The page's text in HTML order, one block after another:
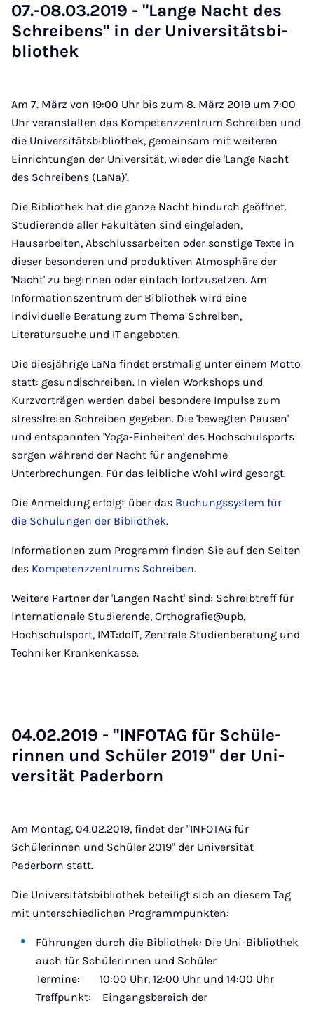
07.-08.03.2019 - "Lan­ge Nacht des
Schrei­bens" in der Uni­ver­si­täts­bi­
blio­thek
Am 7. März von 19:00 Uhr bis zum 8. März 2019 um 7:00
Uhr veranstalten das Kompetenzzentrum Schreiben und
die Universitätsbibliothek, gemeinsam mit weiteren
Einrichtungen der Universität, wieder die 'Lange Nacht
des Schreibens (LaNa)'.
Die Bibliothek hat die ganze Nacht hindurch geöffnet.
Studierende aller Fakultäten sind eingeladen,
Hausarbeiten, Abschlussarbeiten oder sonstige Texte in
dieser besonderen und produktiven Atmosphäre der
'Nacht' zu beginnen oder einfach fortzusetzen. Am
Informationszentrum der Bibliothek wird eine
individuelle Beratung zum Thema Schreiben,
Literatursuche und IT angeboten.
Die diesjährige LaNa findet erstmalig unter einem Motto
statt: gesund|schreiben. In vielen Workshops und
Kurzvorträgen werden dabei besondere Impulse zum
stressfreien Schreiben gegeben. Die 'bewegten Pausen'
und entspannten 'Yoga-Einheiten' des Hochschulsports
sorgen während der Nacht für angenehme
Unterbrechungen. Für das leibliche Wohl wird gesorgt.
Die Anmeldung erfolgt über das Buchungssystem für
die Schulungen der Bibliothek.
Informationen zum Programm finden Sie auf den Seiten
des Kompetenzzentrums Schreiben.
Weitere Partner der 'Langen Nacht' sind: Schreibtreff für
internationale Studierende, Orthografie@upb,
Hochschulsport, IMT:doIT, Zentrale Studienberatung und
Techniker Krankenkasse.
04.02.2019 - "IN­FO­TAG für Schü­le­
rin­nen und Schü­ler 2019" der Uni­
ver­si­tät Pa­der­born
Am Montag, 04.02.2019, findet der "INFOTAG für
Schülerinnen und Schüler 2019" der Universität
Paderborn statt.
Die Universitätsbibliothek beteiligt sich an diesem Tag
mit unterschiedlichen Programmpunkten:
Führungen durch die Bibliothek: Die Uni-Bibliothek
auch für Schülerinnen und Schüler
Termine: 10:00 Uhr, 12:00 Uhr und 14:00 Uhr
Treffpunkt: Eingangsbereich der